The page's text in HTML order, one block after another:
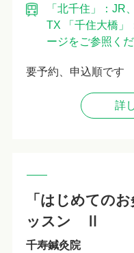
「北千住」：JR
TX 「千住大橋
ージをご参照く
要予約、申込順です
詳
「はじめての
ッスン Ⅱ
千寿鍼灸院